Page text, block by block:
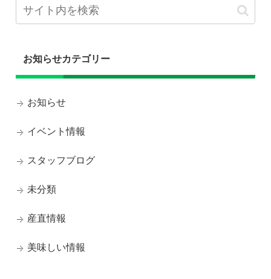
お知らせカテゴリー
お知らせ
イベント情報
スタッフブログ
未分類
産直情報
美味しい情報